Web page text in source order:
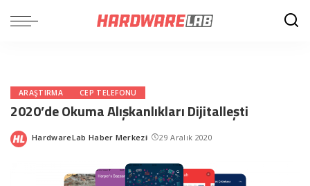
ARAŞTIRMA CEP TELEFONU
2020’de Okuma Alışkanlıkları Dijitalleşti
Posted
HardwareLab Haber Merkezi 29 Aralık 2020